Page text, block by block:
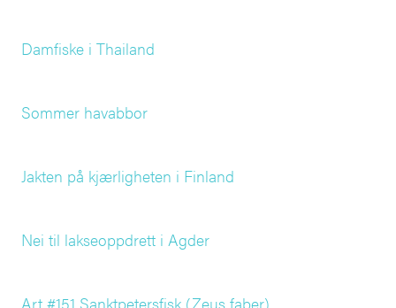
Damfiske i Thailand
Sommer havabbor
Jakten på kjærligheten i Finland
Nei til lakseoppdrett i Agder
Art #151 Sanktpetersfisk (Zeus faber)